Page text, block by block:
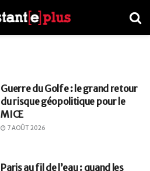
Guerre du Golfe : le grand retour
du risque géopolitique pour le
MICE
7 AOÛT 2026
Paris au fil de l’eau : quand les